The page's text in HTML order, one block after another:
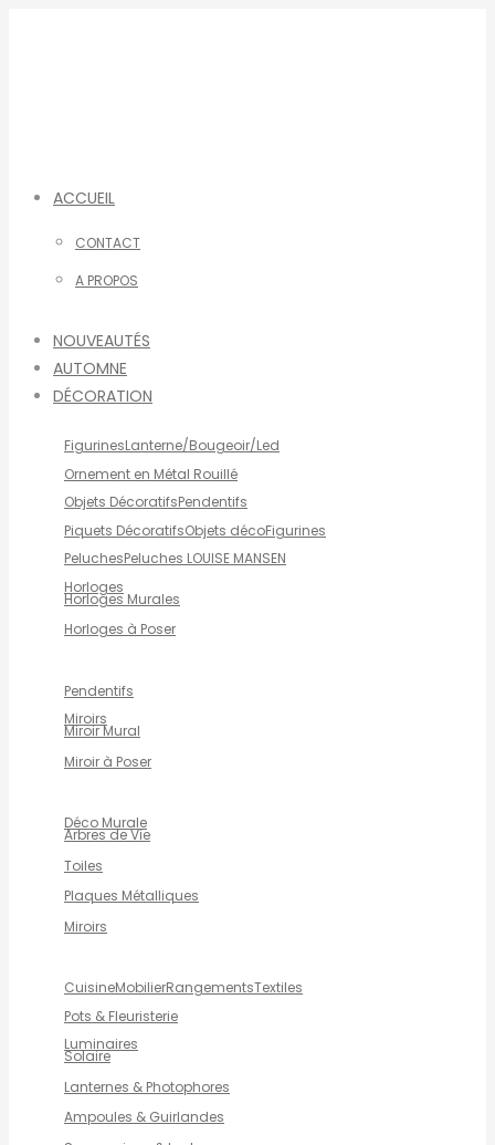
ACCUEIL
CONTACT
A PROPOS
NOUVEAUTÉS
AUTOMNE
DÉCORATION
FigurinesLanterne/Bougeoir/Led
Ornement en Métal Rouillé
Objets DécoratifsPendentifs
Piquets DécoratifsObjets décoFigurines
PeluchesPeluches LOUISE MANSEN
Horloges
Horloges Murales
Horloges à Poser
Pendentifs
Miroirs
Miroir Mural
Miroir à Poser
Déco Murale
Arbres de Vie
Toiles
Plaques Métalliques
Miroirs
CuisineMobilierRangementsTextiles
Pots & Fleuristerie
Luminaires
Solaire
Lanternes & Photophores
Ampoules & Guirlandes